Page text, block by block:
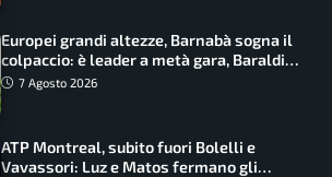
Europei grandi altezze, Barnabà sogna il
colpaccio: è leader a metà gara, Baraldi
ancora in corsa
7 Agosto 2026
ATP Montreal, subito fuori Bolelli e
Vavassori: Luz e Matos fermano gli